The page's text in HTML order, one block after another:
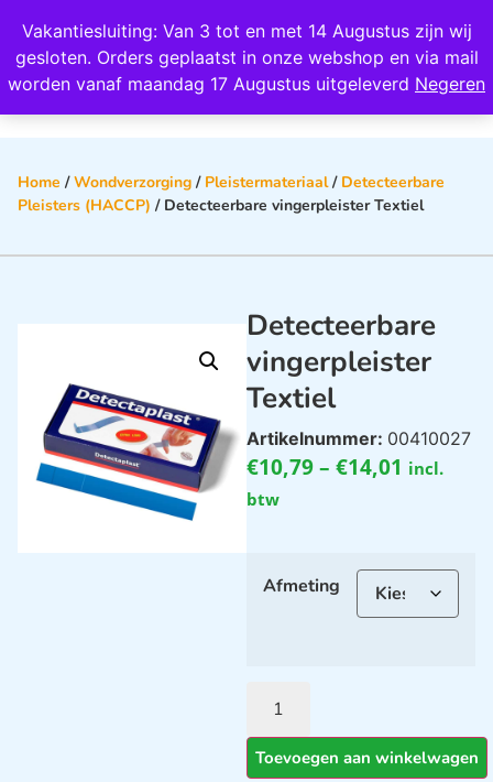
Vakantiesluiting: Van 3 tot en met 14 Augustus zijn wij
gesloten. Orders geplaatst in onze webshop en via mail
worden vanaf maandag 17 Augustus uitgeleverd Negeren
Wij scoren een 4,8 op Google
Home /Wondverzorging / Pleistermateriaal/ Detecteerbare
Pleisters (HACCP) / Detecteerbare vingerpleister Textiel
Detecteerbare
vingerpleister
Textiel
Artikelnummer: 00410027
€10,79– €14,01 incl.
btw
Afmeting
Toevoegen aan winkelwagen